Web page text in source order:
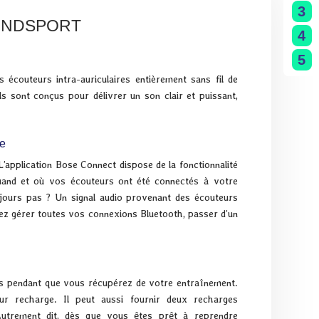
intra-auriculaires entièrement sans fil de
sont conçus pour délivrer un son clair et puissant,
Bose Connect dispose de la fonctionnalité
et où vos écouteurs ont été connectés à votre
pas ? Un signal audio provenant des écouteurs
gérer toutes vos connexions Bluetooth, passer d’un
que vous récupérez de votre entraînement.
recharge. Il peut aussi fournir deux recharges
dit, dès que vous êtes prêt à reprendre
3
4
5